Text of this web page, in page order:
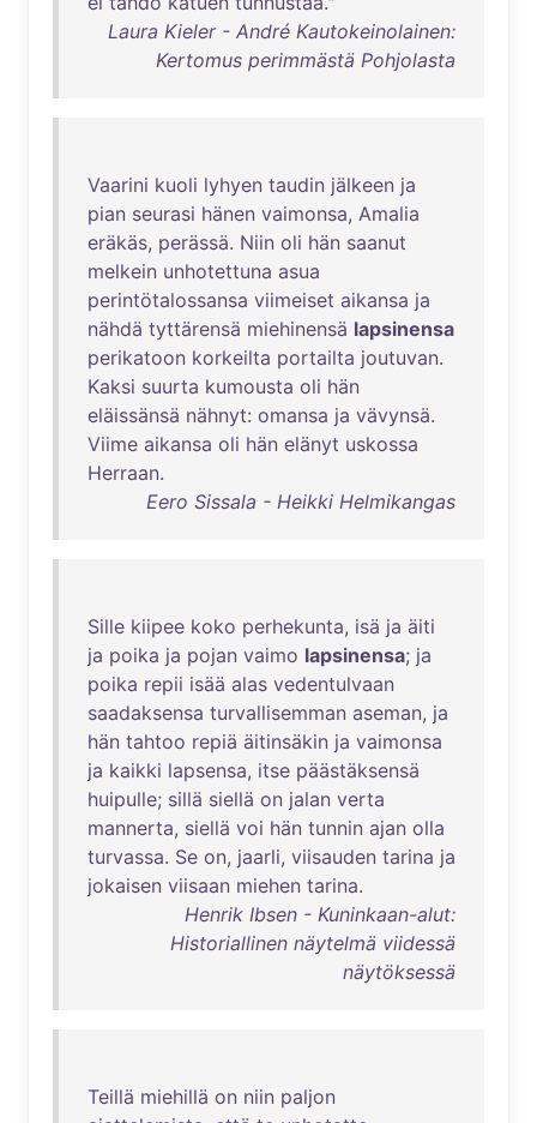
Laura Kieler - André Kautokeinolainen:
Kertomus perimmästä Pohjolasta
Vaarini kuoli lyhyen taudin jälkeen ja
pian seurasi hänen vaimonsa, Amalia
eräkäs, perässä. Niin oli hän saanut
melkein unhotettuna asua
perintötalossansa viimeiset aikansa ja
nähdä tyttärensä miehinensä lapsinensa
perikatoon korkeilta portailta joutuvan.
Kaksi suurta kumousta oli hän
eläissänsä nähnyt: omansa ja vävynsä.
Viime aikansa oli hän elänyt uskossa
Herraan.
Eero Sissala - Heikki Helmikangas
Sille kiipee koko perhekunta, isä ja äiti
ja poika ja pojan vaimo lapsinensa; ja
poika repii isää alas vedentulvaan
saadaksensa turvallisemman aseman, ja
hän tahtoo repiä äitinsäkin ja vaimonsa
ja kaikki lapsensa, itse päästäksensä
huipulle; sillä siellä on jalan verta
mannerta, siellä voi hän tunnin ajan olla
turvassa. Se on, jaarli, viisauden tarina ja
jokaisen viisaan miehen tarina.
Henrik Ibsen - Kuninkaan-alut:
Historiallinen näytelmä viidessä
näytöksessä
Teillä miehillä on niin paljon